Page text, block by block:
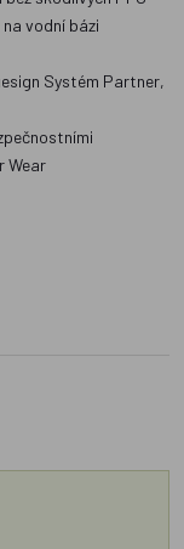
vodní bázi
Systém Partner,
Wear